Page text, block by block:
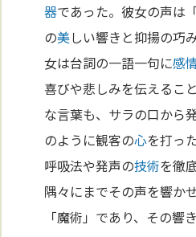
器であった。彼女の声は
の美しい響きと抑揚の巧
女は台詞の一語一句に感
喜びや悲しみを伝えるこ
な言葉も、サラの口から
のように観客の心を打っ
呼吸法や発声の技術を徹
隅々にまでその声を響か
「魔術」であり、その響